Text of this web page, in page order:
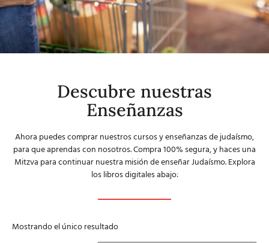
Descubre nuestras
Enseñanzas
Ahora puedes comprar nuestros cursos y enseñanzas de judaísmo,
para que aprendas con nosotros. Compra 100% segura, y haces una
Mitzva para continuar nuestra misión de enseñar Judaísmo. Explora
los libros digitales abajo:
Mostrando el único resultado